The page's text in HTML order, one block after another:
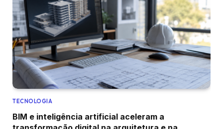
TECNOLOGIA
BIM e inteligência artificial aceleram a